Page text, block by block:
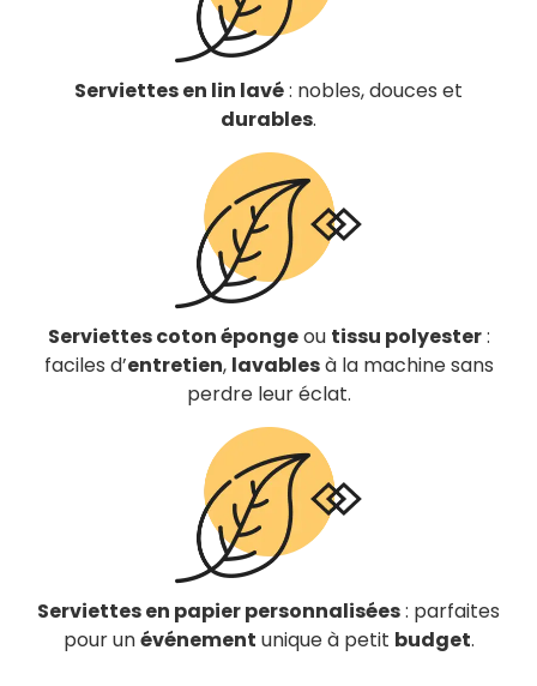
Serviettes en lin lavé: nobles, douces et
durables.
Serviettes coton épongeou tissu polyester:
faciles d’entretien, lavablesà la machine sans
perdre leur éclat.
Serviettes en papier personnalisées: parfaites
pour unévénement unique à petit budget.